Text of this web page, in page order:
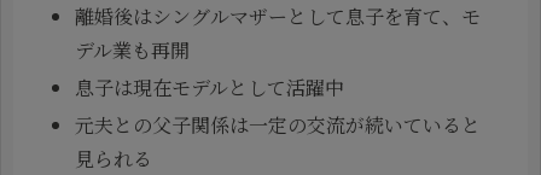
離婚後はシングルマザーとして息子を育て、モ
デル業も再開
息子は現在モデルとして活躍中
元夫との父子関係は一定の交流が続いていると
見られる